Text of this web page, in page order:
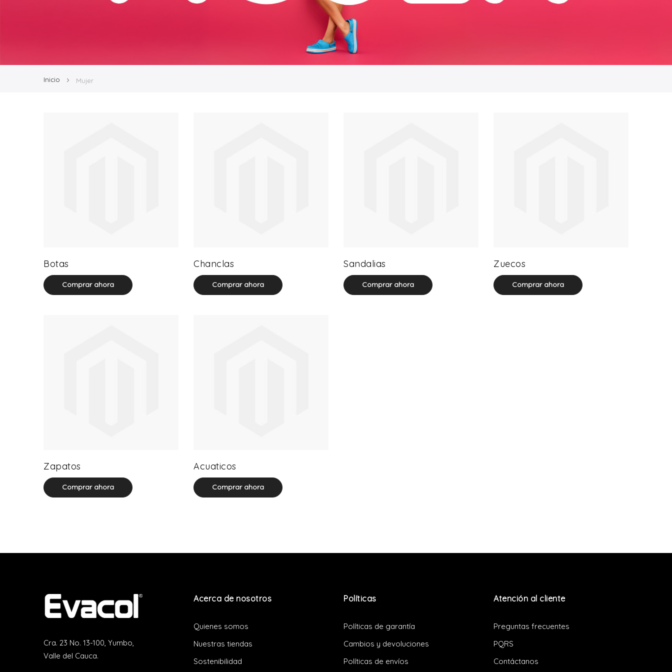
Inicio Mujer
Botas
Comprar ahora
Chanclas
Comprar ahora
Sandalias
Comprar ahora
Zuecos
Comprar ahora
Zapatos
Comprar ahora
Acuaticos
Comprar ahora
Cra. 23 No. 13-100, Yumbo,
Valle del Cauca.
Acerca de nosotros
Quienes somos
Nuestras tiendas
Sostenibilidad
Políticas
Políticas de garantía
Cambios y devoluciones
Políticas de envíos
Atención al cliente
Preguntas frecuentes
PQRS
Contáctanos